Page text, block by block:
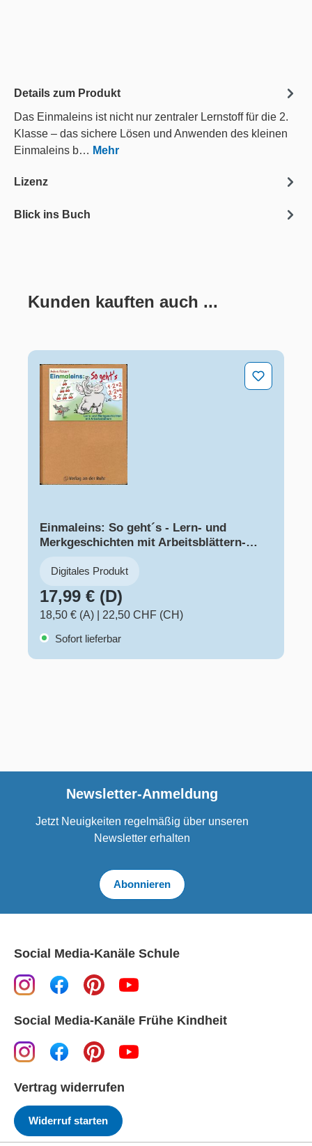
Details zum Produkt
Das Einmaleins ist nicht nur zentraler Lernstoff für die 2.
Klasse – das sichere Lösen und Anwenden des kleinen
Einmaleins b… Mehr
Lizenz
Blick ins Buch
Produktgalerie überspringen
Kunden kauften auch ...
Einmaleins: So geht´s - Lern- und Merkgeschichten
Einmaleins: So geht´s - Lern- und
Merkgeschichten mit Arbeitsblättern-
Digitales Produkt
17,99 € (D)
18,50 € (A)
22,50 CHF (CH)
Sofort lieferbar
Newsletter-Anmeldung
Jetzt Neuigkeiten regelmäßig über unseren
Newsletter erhalten
Abonnieren
Social Media-Kanäle Schule
Social Media-Kanäle Frühe Kindheit
Vertrag widerrufen
Widerruf starten